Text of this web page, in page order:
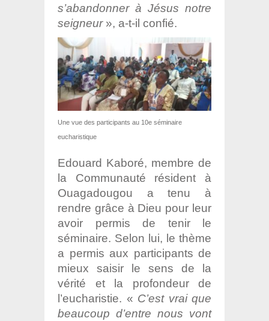
s’abandonner à Jésus notre
seigneur», a-t-il confié.
Une vue des participants au 10e séminaire
eucharistique
Edouard Kaboré, membre de
la Communauté résident à
Ouagadougou a tenu à
rendre grâce à Dieu pour leur
avoir permis de tenir le
séminaire. Selon lui, le thème
a permis aux participants de
mieux saisir le sens de la
vérité et la profondeur de
l’eucharistie. « C’est vrai que
beaucoup d’entre nous vont